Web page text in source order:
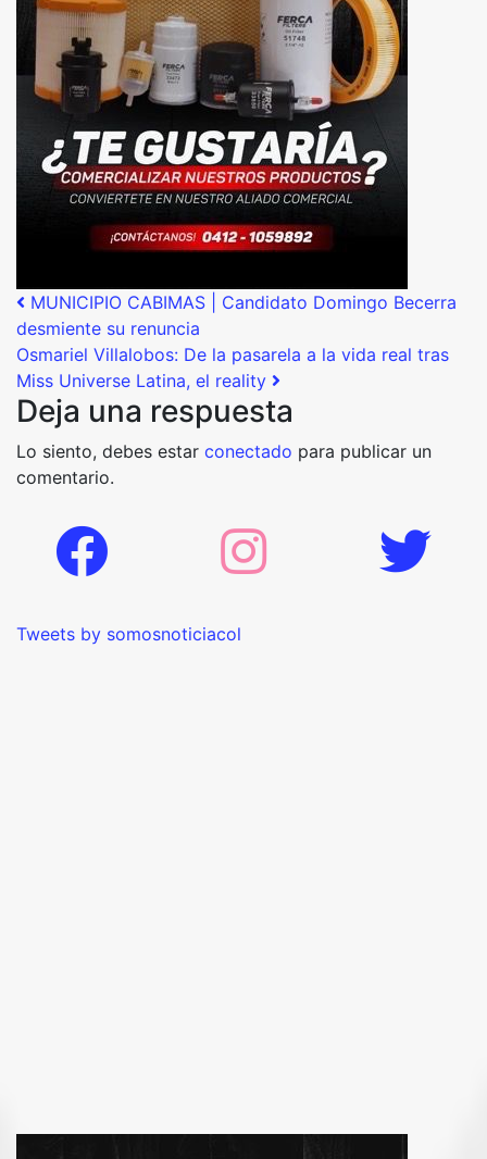
Post navigation
MUNICIPIO CABIMAS | Candidato Domingo Becerra
desmiente su renuncia
Osmariel Villalobos: De la pasarela a la vida real tras
Miss Universe Latina, el reality
Deja una respuesta
Lo siento, debes estar conectado para publicar un
comentario.
Tweets by somosnoticiacol